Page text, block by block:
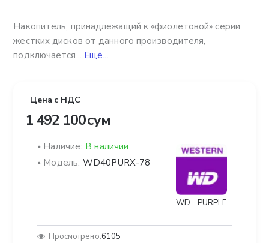
Накопитель, принадлежащий к «фиолетовой» серии
жестких дисков от данного производителя,
подключается... Ещё...
Цена с НДС
1 492 100 сум
Наличие: В наличии
Модель: WD40PURX-78
WD - PURPLE
Просмотрено:6105